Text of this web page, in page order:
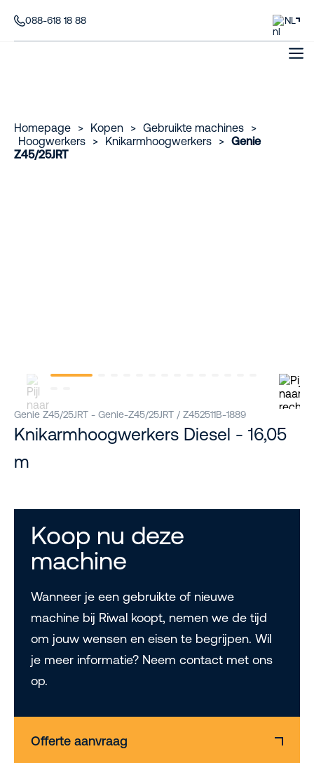
088-618 18 88 NL
Homepage > Kopen > Gebruikte machines
>
Hoogwerkers
> Knikarmhoogwerkers > Genie
Z45/25JRT
Genie Z45/25JRT - Genie-Z45/25JRT / Z452511B-1889
Knikarmhoogwerkers Diesel - 16,05
m
Koop nu deze
machine
Wanneer je een gebruikte of nieuwe
machine bij Riwal koopt, nemen we de tijd
om jouw wensen en eisen te begrijpen. Wil
je meer informatie? Neem contact met ons
op.
Offerte aanvraag